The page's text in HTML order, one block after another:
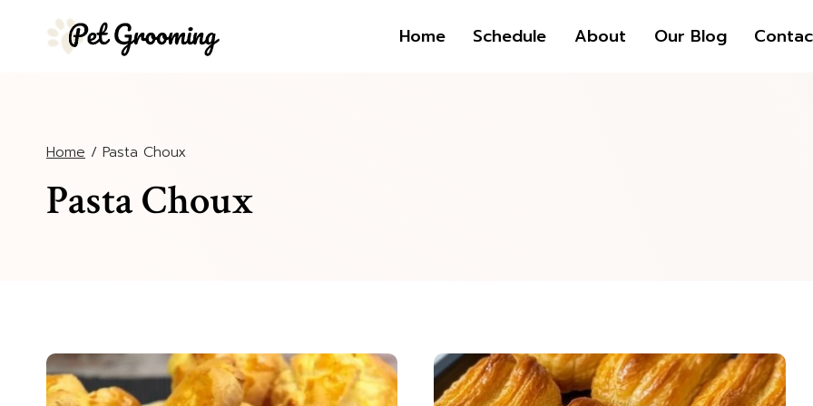
Home Schedule About Our Blog
Home / Pasta Choux
Pasta Choux